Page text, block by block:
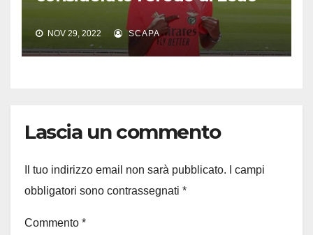
NOV 29, 2022 SCAPA
Lascia un commento
Il tuo indirizzo email non sarà pubblicato.
I campi
obbligatori sono contrassegnati *
Commento *